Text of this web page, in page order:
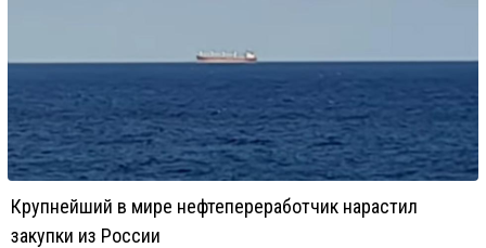
Крупнейший в мире нефтепереработчик нарастил
закупки из России